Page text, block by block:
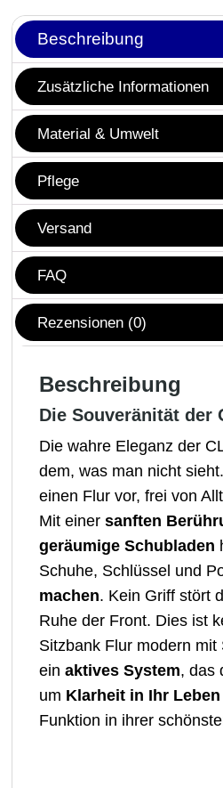
Beschreibung
Zusätzliche Informationen
Material & Umwelt
Pflege
Versand
FAQ
Rezensionen (0)
Beschreibung
Die Souveränität der
Die wahre Eleganz der
dem, was man nicht
einen Flur vor, frei von
Mit einersanften
geräumige Schubladen
Schuhe, Schlüssel und
machen. Kein Griff stört
Ruhe der Front. Dies ist
Sitzbank Flur modern
einaktives System, das
um Klarheit in Ihr
Funktion in ihrer